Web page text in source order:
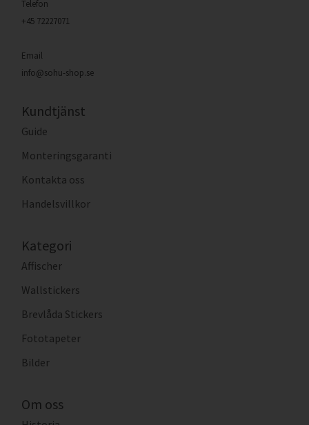
Telefon
+45 72227071
Email
info@sohu-shop.se
Kundtjänst
Guide
Monteringsgaranti
Kontakta oss
Handelsvillkor
Kategori
Affischer
Wallstickers
Brevlåda Stickers
Fototapeter
Bilder
Om oss